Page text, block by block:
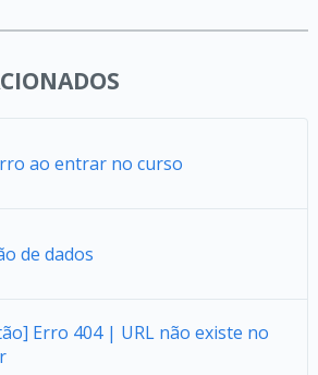
ao entrar no curso
de dados
Erro 404 | URL não existe no